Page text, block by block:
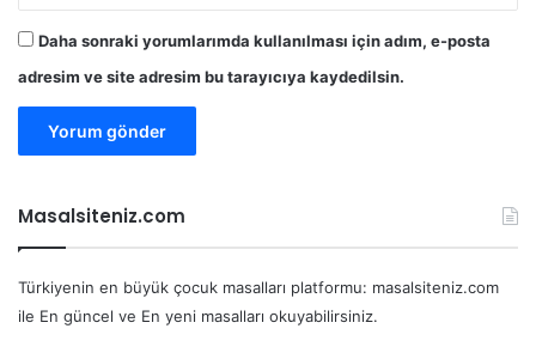
Daha sonraki yorumlarımda kullanılması için adım, e-posta
adresim ve site adresim bu tarayıcıya kaydedilsin.
Masalsiteniz.com
Türkiyenin en büyük çocuk masalları platformu: masalsiteniz.com
ile En güncel ve En yeni masalları okuyabilirsiniz.